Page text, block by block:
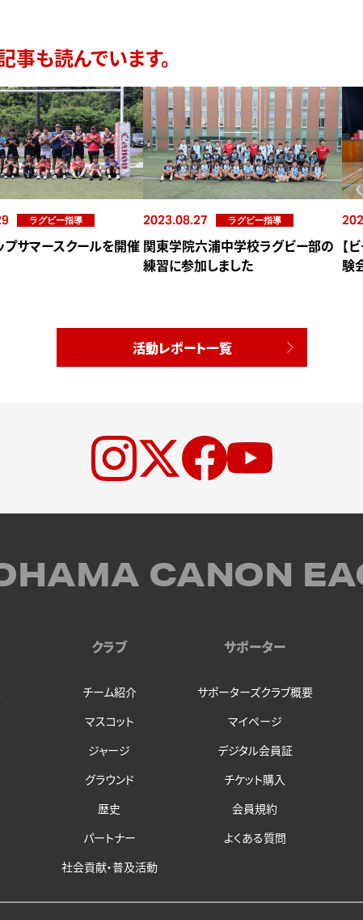
事も読んでいます。
ラグビー指導
プサマースクールを開催
2023.08.27 ラグビー指導
関東学院六浦中学校ラグビー部の
練習に参加しました
【
験
活動レポート一覧
CANON
クラブ
チーム紹介
マスコット
ジャージ
グラウンド
歴史
パートナー
社会貢献・普及活動
サポーター
サポーターズクラブ概要
マイページ
デジタル会員証
チケット購入
会員規約
よくある質問